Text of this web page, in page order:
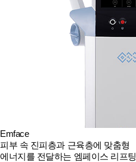
Emface
피부 속 진피층과 근육층에 맞춤형
에너지를 전달하는 엠페이스 리프팅